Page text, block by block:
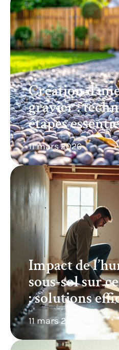
Création
gravier :
étapes
11 mars 2026
Impact de
sous-sol sur
: solutions
11 mars 2026